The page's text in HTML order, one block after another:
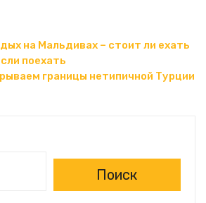
на Мальдивах – стоит ли ехать
поехать
границы нетипичной Турции
Поиск